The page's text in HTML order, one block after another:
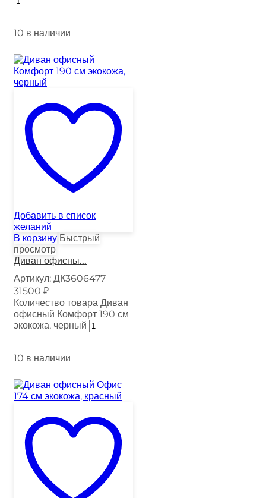
10 в наличии
Добавить в список
желаний
В корзину Быстрый
просмотр
Диван офисны...
Артикул: ДК3606477
31500 ₽
Количество товара Диван
офисный Комфорт 190 см
экокожа, черный
10 в наличии